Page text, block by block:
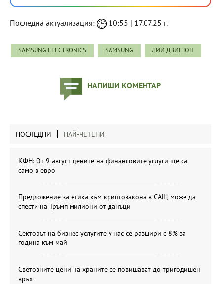
Последна актуализация: 10:55 | 17.07.25 г.
SAMSUNG ELECTRONICS SAMSUNG ЛИЙ ДЗИЕ ЮН
НАПИШИ КОМЕНТАР
ПОСЛЕДНИ НАЙ-ЧЕТЕНИ
КФН: От 9 август цените на финансовите услуги ще са
само в евро
Предложение за етика към криптозакона в САЩ може да
спести на Тръмп милиони от данъци
Секторът на бизнес услугите у нас се разшири с 8% за
година към май
Световните цени на храните се повишават до тригодишен
връх